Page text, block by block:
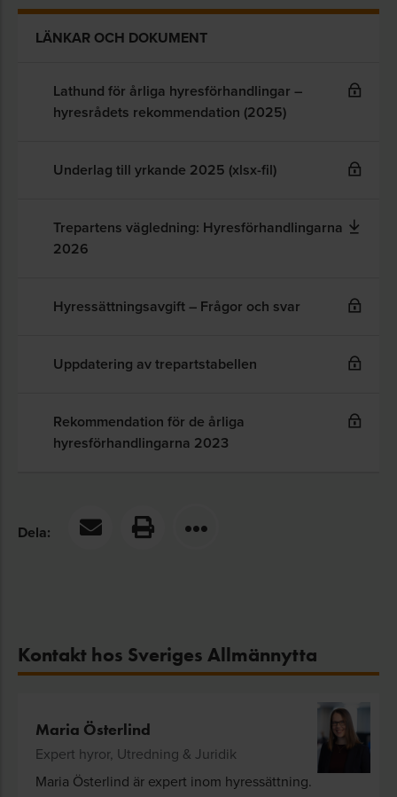
LÄNKAR OCH DOKUMENT
Lathund för årliga hyresförhandlingar –
hyresrådets rekommendation (2025)
Underlag till yrkande 2025 (xlsx-fil)
Trepartens vägledning: Hyresförhandlingarna
2026
Hyressättningsavgift – Frågor och svar
Uppdatering av trepartstabellen
Rekommendation för de årliga
hyresförhandlingarna 2023
Dela:
Kontakt hos Sveriges Allmännytta
Maria Österlind
Expert hyror, Utredning & Juridik
Maria Österlind är expert inom hyressättning.